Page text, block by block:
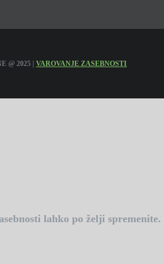
@ 2025 | VAROVANJE ZASEBNOSTI
lahko po želji